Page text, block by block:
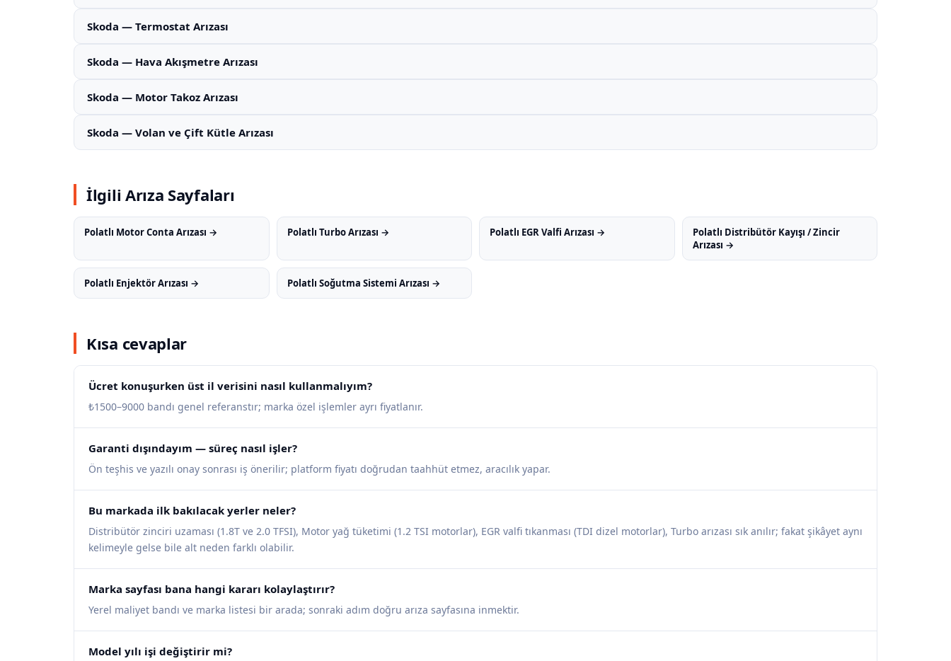
Skoda — Termostat Arızası
Skoda — Hava Akışmetre Arızası
Skoda — Motor Takoz Arızası
Skoda — Volan ve Çift Kütle Arızası
İlgili Arıza Sayfaları
Polatlı Motor Conta Arızası → Polatlı Turbo Arızası → Polatlı EGR Valfi Arızası →
Polatlı Distribütör Kayışı / Zincir
Arızası →
Polatlı Enjektör Arızası → Polatlı Soğutma Sistemi Arızası →
Kısa cevaplar
Ücret konuşurken üst il verisini nasıl kullanmalıyım?
₺1500–9000 bandı genel referanstır; marka özel işlemler ayrı fiyatlanır.
Garanti dışındayım — süreç nasıl işler?
Ön teşhis ve yazılı onay sonrası iş önerilir; platform fiyatı doğrudan taahhüt etmez, aracılık yapar.
Bu markada ilk bakılacak yerler neler?
Distribütör zinciri uzaması (1.8T ve 2.0 TFSI), Motor yağ tüketimi (1.2 TSI motorlar), EGR valfi tıkanması (TDI dizel motorlar), Turbo arızası sık anılır; fakat şikâyet aynı
kelimeyle gelse bile alt neden farklı olabilir.
Marka sayfası bana hangi kararı kolaylaştırır?
Yerel maliyet bandı ve marka listesi bir arada; sonraki adım doğru arıza sayfasına inmektir.
Model yılı işi değiştirir mi?